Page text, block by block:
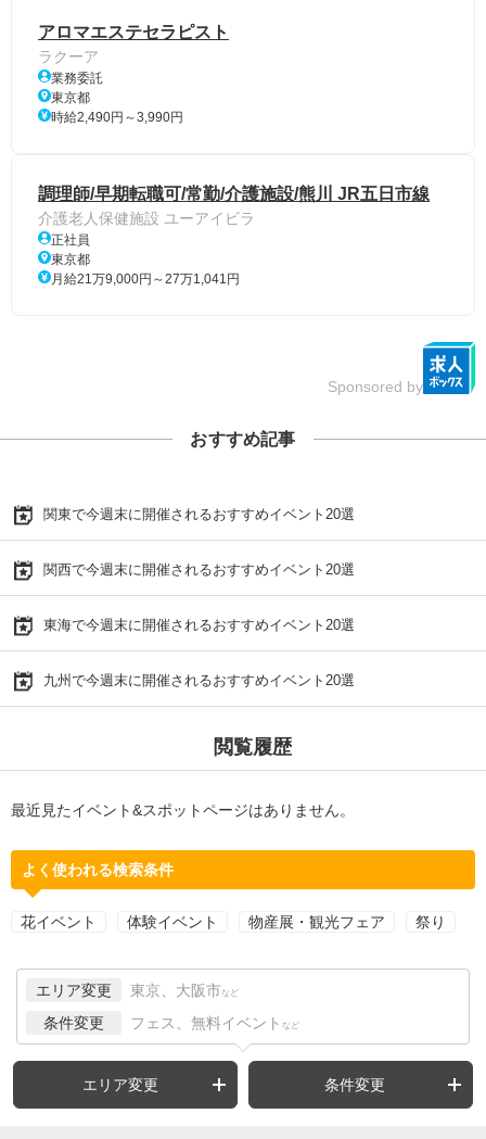
アロマエステセラピスト
ラクーア
業務委託
東京都
時給2,490円～3,990円
調理師/早期転職可/常勤/介護施設/熊川 JR五日市線
介護老人保健施設 ユーアイビラ
正社員
東京都
月給21万9,000円～27万1,041円
Sponsored by
おすすめ記事
関東で今週末に開催されるおすすめイベント20選
関西で今週末に開催されるおすすめイベント20選
東海で今週末に開催されるおすすめイベント20選
九州で今週末に開催されるおすすめイベント20選
閲覧履歴
最近見たイベント&スポットページはありません。
よく使われる検索条件
花イベント 体験イベント 物産展・観光フェア 祭り
エリア変更 東京、大阪市 など
条件変更 フェス、無料イベント など
エリア変更 条件変更